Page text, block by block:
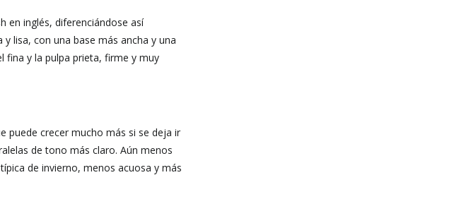
en inglés, diferenciándose así
lisa, con una base más ancha y una
fina y la pulpa prieta, firme y muy
puede crecer mucho más si se deja ir
de tono más claro. Aún menos
de invierno, menos acuosa y más